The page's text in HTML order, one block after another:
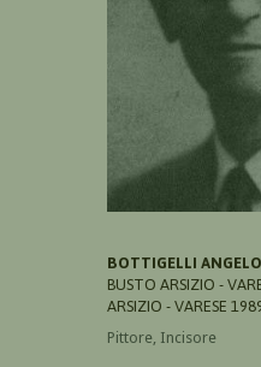
BOTTIGELLI ANGELO
BUSTO ARSIZIO -
ARSIZIO - VARESE
Pittore, Incisore